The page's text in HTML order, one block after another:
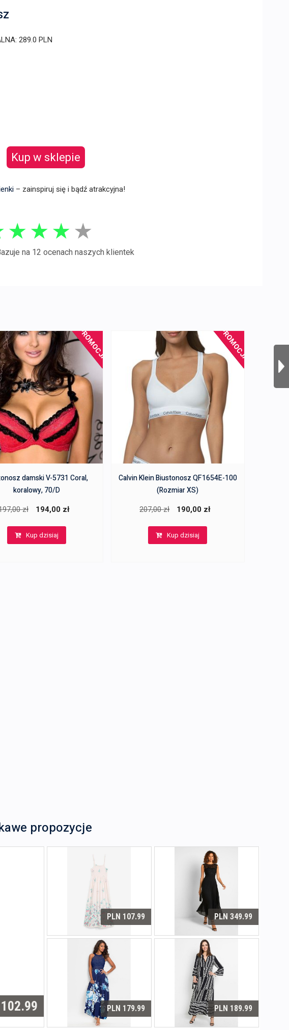
289.0 PLN
Kup w sklepie
– zainspiruj się i bądź atrakcyjna!
★ ★ ★ ★
na 12 ocenach naszych klientek
PROMOCJA!
damski V-5731 Coral,
koralowy, 70/D
zł
Pierwotna
wynosiła:
194,00 zł
Kup dzisiaj
PROMOCJA!
Calvin Klein Biustonosz QF1654E-100
(Rozmiar XS)
207,00zł
Pierwotna
wynosiła:
190,00 zł
Kup dzisiaj
propozycje